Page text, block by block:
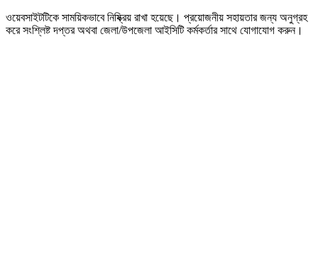
ওয়েবসাইটটিকে সাময়িকভাবে নিষ্ক্রিয় রাখা হয়েছে। প্রয়োজনীয় সহায়তার জন্য অনুগ্রহ
করে সংশ্লিষ্ট দপ্তর অথবা জেলা/উপজেলা আইসিটি কর্মকর্তার সাথে যোগাযোগ করুন।